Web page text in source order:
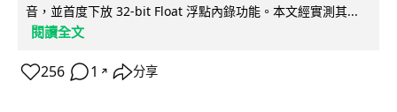
音，並首度下放 32-bit Float 浮點內錄功能。本文經實測其...
閱讀全文
256 1 ↗ 分享